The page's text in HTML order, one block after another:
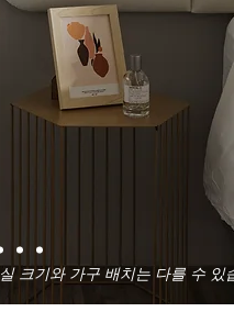
크기와 가구 배치는 다를 수 있